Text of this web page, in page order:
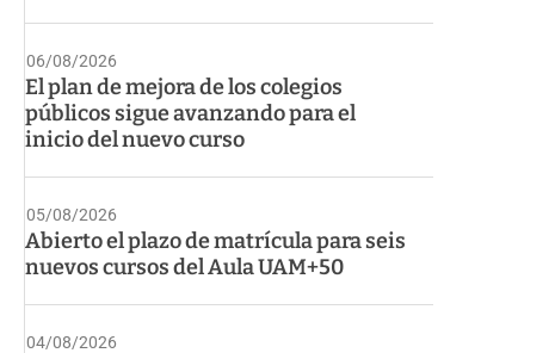
06/08/2026
El plan de mejora de los colegios
públicos sigue avanzando para el
inicio del nuevo curso
05/08/2026
Abierto el plazo de matrícula para seis
nuevos cursos del Aula UAM+50
04/08/2026